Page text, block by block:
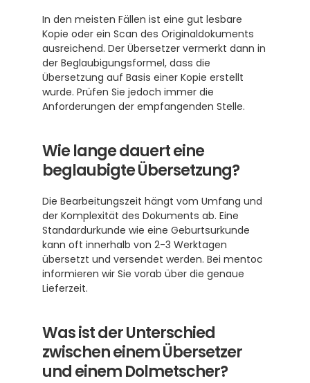
In den meisten Fällen ist eine gut lesbare
Kopie oder ein Scan des Originaldokuments
ausreichend. Der Übersetzer vermerkt dann in
der Beglaubigungsformel, dass die
Übersetzung auf Basis einer Kopie erstellt
wurde. Prüfen Sie jedoch immer die
Anforderungen der empfangenden Stelle.
Wie lange dauert eine
beglaubigte Übersetzung?
Die Bearbeitungszeit hängt vom Umfang und
der Komplexität des Dokuments ab. Eine
Standardurkunde wie eine Geburtsurkunde
kann oft innerhalb von 2-3 Werktagen
übersetzt und versendet werden. Bei mentoc
informieren wir Sie vorab über die genaue
Lieferzeit.
Was ist der Unterschied
zwischen einem Übersetzer
und einem Dolmetscher?